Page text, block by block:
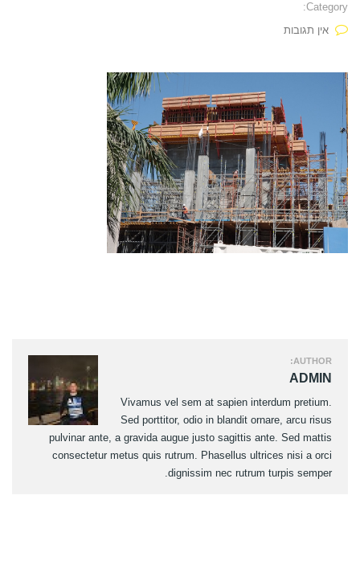
Category:
אין תגובות
AUTHOR:
ADMIN
Vivamus vel sem at sapien interdum pretium.
Sed porttitor, odio in blandit ornare, arcu risus
pulvinar ante, a gravida augue justo sagittis ante. Sed mattis
consectetur metus quis rutrum. Phasellus ultrices nisi a orci
dignissim nec rutrum turpis semper.